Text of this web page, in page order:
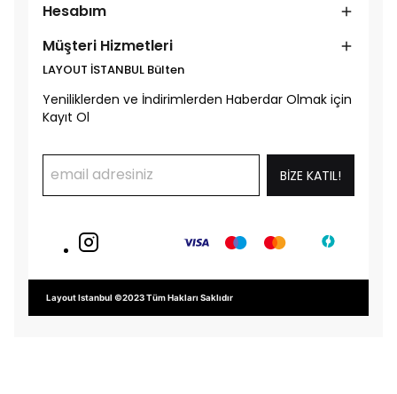
Hesabım
Müşteri Hizmetleri
LAYOUT İSTANBUL Bülten
Yeniliklerden ve İndirimlerden Haberdar Olmak için
Kayıt Ol
BİZE KATIL!
Layout Istanbul ©2023 Tüm Hakları Saklıdır